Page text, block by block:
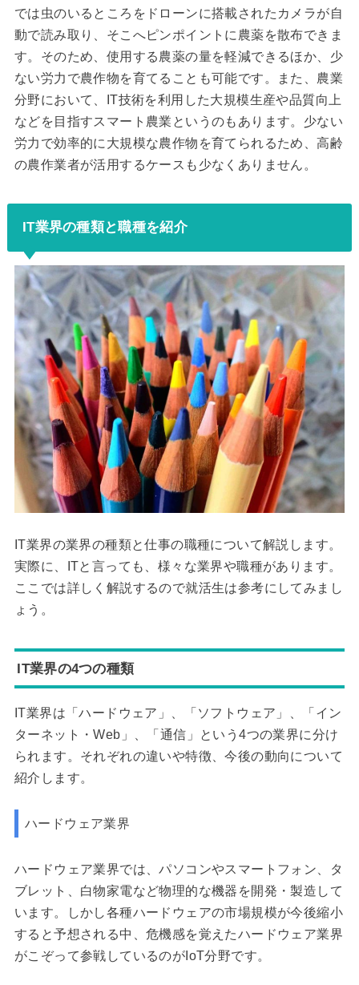
では虫のいるところをドローンに搭載されたカメラが自
動で読み取り、そこへピンポイントに農薬を散布できま
す。そのため、使用する農薬の量を軽減できるほか、少
ない労力で農作物を育てることも可能です。また、農業
分野において、IT技術を利用した大規模生産や品質向上
などを目指すスマート農業というのもあります。少ない
労力で効率的に大規模な農作物を育てられるため、高齢
の農作業者が活用するケースも少なくありません。
IT業界の種類と職種を紹介
IT業界の業界の種類と仕事の職種について解説します。
実際に、ITと言っても、様々な業界や職種があります。
ここでは詳しく解説するので就活生は参考にしてみまし
ょう。
IT業界の4つの種類
IT業界は「ハードウェア」、「ソフトウェア」、「イン
ターネット・Web」、「通信」という4つの業界に分け
られます。それぞれの違いや特徴、今後の動向について
紹介します。
ハードウェア業界
ハードウェア業界では、パソコンやスマートフォン、タ
ブレット、白物家電など物理的な機器を開発・製造して
います。しかし各種ハードウェアの市場規模が今後縮小
すると予想される中、危機感を覚えたハードウェア業界
がこぞって参戦しているのがIoT分野です。